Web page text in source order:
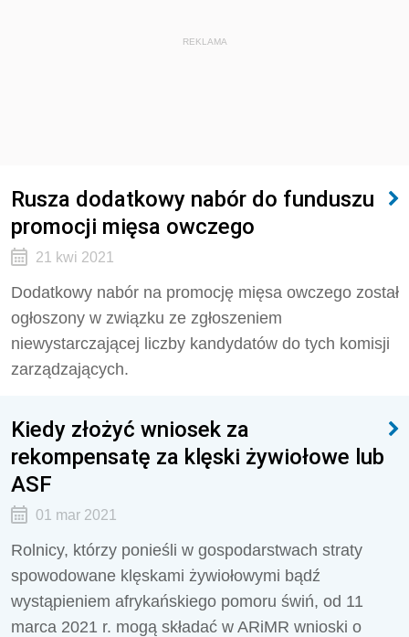
REKLAMA
Rusza dodatkowy nabór do funduszu
promocji mięsa owczego
21 kwi 2021
Dodatkowy nabór na promocję mięsa owczego został
ogłoszony w związku ze zgłoszeniem
niewystarczającej liczby kandydatów do tych komisji
zarządzających.
Kiedy złożyć wniosek za
rekompensatę za klęski żywiołowe lub
ASF
01 mar 2021
Rolnicy, którzy ponieśli w gospodarstwach straty
spowodowane klęskami żywiołowymi bądź
wystąpieniem afrykańskiego pomoru świń, od 11
marca 2021 r. mogą składać w ARiMR wnioski o